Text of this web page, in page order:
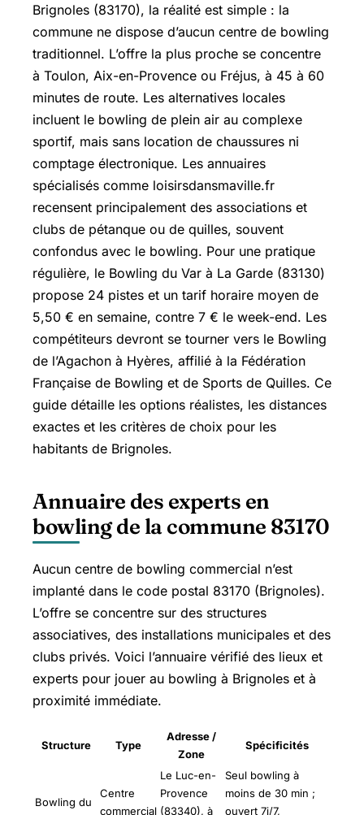
Brignoles (83170), la réalité est simple : la
commune ne dispose d’aucun centre de bowling
traditionnel. L’offre la plus proche se concentre
à Toulon, Aix-en-Provence ou Fréjus, à 45 à 60
minutes de route. Les alternatives locales
incluent le bowling de plein air au complexe
sportif, mais sans location de chaussures ni
comptage électronique. Les annuaires
spécialisés comme loisirsdansmaville.fr
recensent principalement des associations et
clubs de pétanque ou de quilles, souvent
confondus avec le bowling. Pour une pratique
régulière, le Bowling du Var à La Garde (83130)
propose 24 pistes et un tarif horaire moyen de
5,50 € en semaine, contre 7 € le week-end. Les
compétiteurs devront se tourner vers le Bowling
de l’Agachon à Hyères, affilié à la Fédération
Française de Bowling et de Sports de Quilles. Ce
guide détaille les options réalistes, les distances
exactes et les critères de choix pour les
habitants de Brignoles.
Annuaire des experts en
bowling de la commune 83170
Aucun centre de bowling commercial n’est
implanté dans le code postal 83170 (Brignoles).
L’offre se concentre sur des structures
associatives, des installations municipales et des
clubs privés. Voici l’annuaire vérifié des lieux et
experts pour jouer au bowling à Brignoles et à
proximité immédiate.
Structure Type
Adresse /
Zone
Spécificités
Bowling du
Centre
commercial
Le Luc-en-
Provence
(83340), à
Seul bowling à
moins de 30 min ;
ouvert 7j/7,